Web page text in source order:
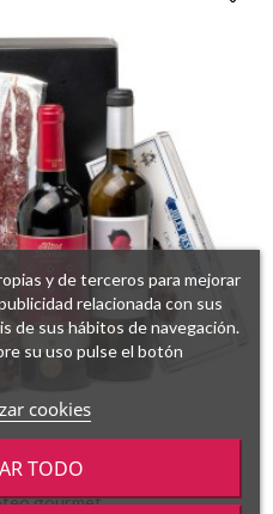
gourmet
y de terceros para mejorar
relacionada con sus
de sus hábitos de navegación.
su uso pulse el botón
cookies
TODO